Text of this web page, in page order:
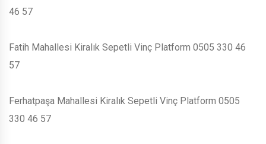
46 57
Fatih Mahallesi Kiralık Sepetli Vinç Platform 0505 330 46
57
Ferhatpaşa Mahallesi Kiralık Sepetli Vinç Platform 0505
330 46 57